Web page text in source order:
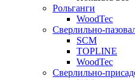
Рольганги
WoodTec
Сверлильно-
SCM
TOPLINE
WoodTec
Сверлильно-